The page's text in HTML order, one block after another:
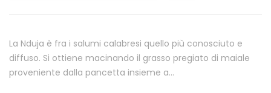
La Nduja è fra i salumi calabresi quello più conosciuto e
diffuso. Si ottiene macinando il grasso pregiato di maiale
proveniente dalla pancetta insieme a…